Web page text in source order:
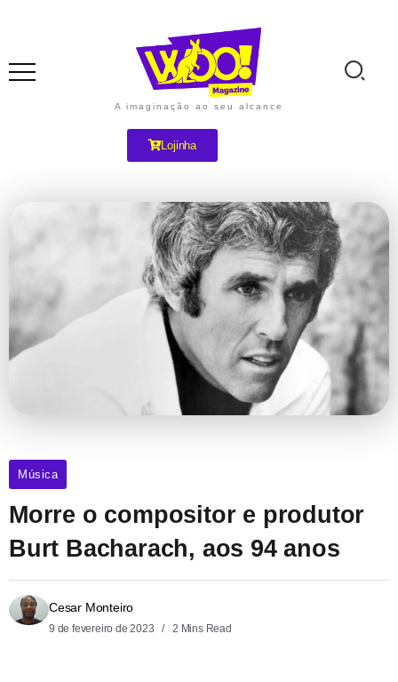
A imaginação ao seu alcance
Lojinha
Música
Morre o compositor e produtor
Burt Bacharach, aos 94 anos
Cesar Monteiro
9 de fevereiro de 2023 2 Mins Read